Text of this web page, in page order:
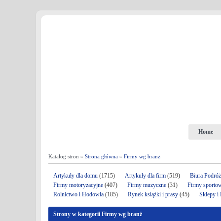
Home
Katalog stron » Strona główna » Firmy wg branż
Artykuły dla domu (1715) Artykuły dla firm (519)
Biura
Firmy motoryzacyjne (407) Firmy muzyczne (31)
Firmy
Rolnictwo i Hodowla (185) Rynek książki i prasy (45) Sklepy i
Strony w kategorii Firmy wg branż